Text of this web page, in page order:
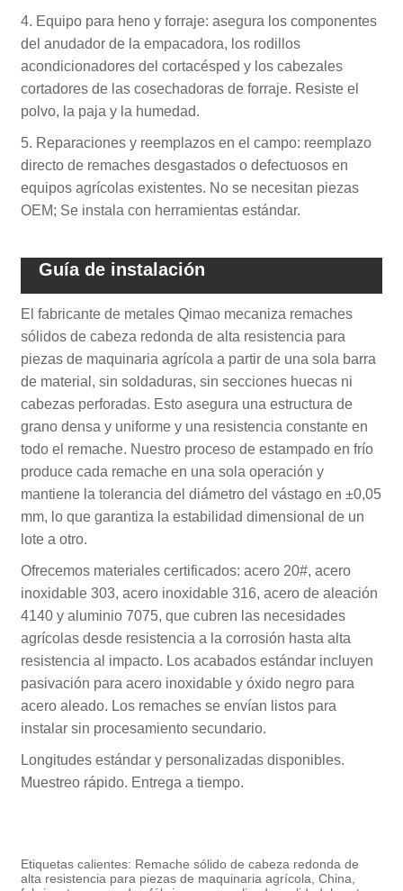
4. Equipo para heno y forraje: asegura los componentes
del anudador de la empacadora, los rodillos
acondicionadores del cortacésped y los cabezales
cortadores de las cosechadoras de forraje. Resiste el
polvo, la paja y la humedad.
5. Reparaciones y reemplazos en el campo: reemplazo
directo de remaches desgastados o defectuosos en
equipos agrícolas existentes. No se necesitan piezas
OEM; Se instala con herramientas estándar.
Guía de instalación
El fabricante de metales Qimao mecaniza remaches
sólidos de cabeza redonda de alta resistencia para
piezas de maquinaria agrícola a partir de una sola barra
de material, sin soldaduras, sin secciones huecas ni
cabezas perforadas. Esto asegura una estructura de
grano densa y uniforme y una resistencia constante en
todo el remache. Nuestro proceso de estampado en frío
produce cada remache en una sola operación y
mantiene la tolerancia del diámetro del vástago en ±0,05
mm, lo que garantiza la estabilidad dimensional de un
lote a otro.
Ofrecemos materiales certificados: acero 20#, acero
inoxidable 303, acero inoxidable 316, acero de aleación
4140 y aluminio 7075, que cubren las necesidades
agrícolas desde resistencia a la corrosión hasta alta
resistencia al impacto. Los acabados estándar incluyen
pasivación para acero inoxidable y óxido negro para
acero aleado. Los remaches se envían listos para
instalar sin procesamiento secundario.
Longitudes estándar y personalizadas disponibles.
Muestreo rápido. Entrega a tiempo.
Etiquetas calientes: Remache sólido de cabeza redonda de
alta resistencia para piezas de maquinaria agrícola, China,